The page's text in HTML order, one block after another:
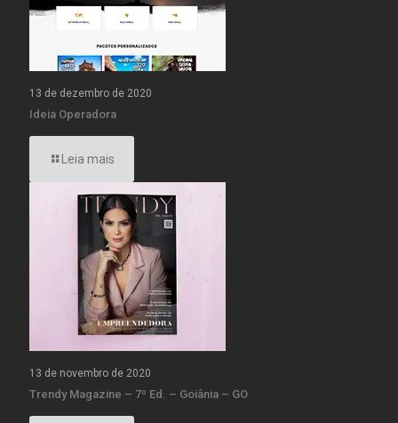
13 de dezembro de 2020
Ideia Operadora
Leia mais
13 de novembro de 2020
Trendy Magazine – 7º Ed. – Goiânia – GO